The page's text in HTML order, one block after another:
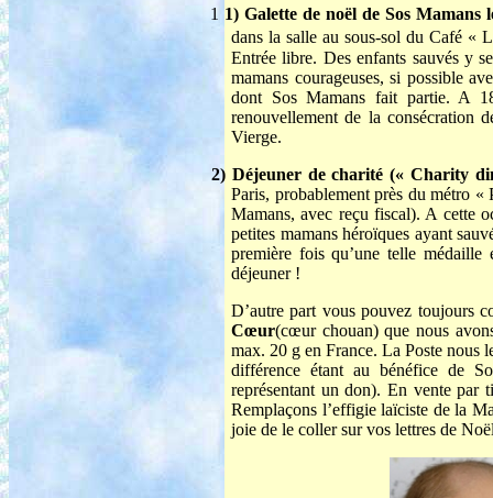
1 1) Galette de noël de Sos Mamans
dans la salle au sous-sol du Café «
Entrée libre. Des enfants sauvés y
mamans courageuses, si possible
dont Sos Mamans fait partie. A
renouvellement de la consécration
Vierge.
2) Déjeuner de charité (« Charity
Paris, probablement près du métro
Mamans, avec reçu fiscal). A cette
petites mamans héroïques ayant
première fois qu’une telle
déjeuner !
D’autre part vous pouvez toujours
Cœur(cœur chouan) que nous
max. 20 g en France. La Poste nous
différence étant au bénéfice de
représentant un don). En vente
Remplaçons l’effigie laïciste de la
joie de le coller sur vos lettres de